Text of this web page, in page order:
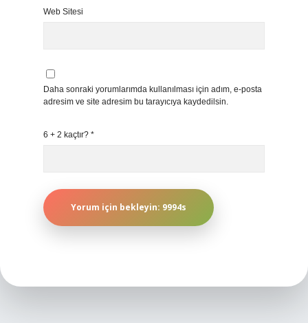
Web Sitesi
Daha sonraki yorumlarımda kullanılması için adım, e-posta
adresim ve site adresim bu tarayıcıya kaydedilsin.
6 + 2 kaçtır? *